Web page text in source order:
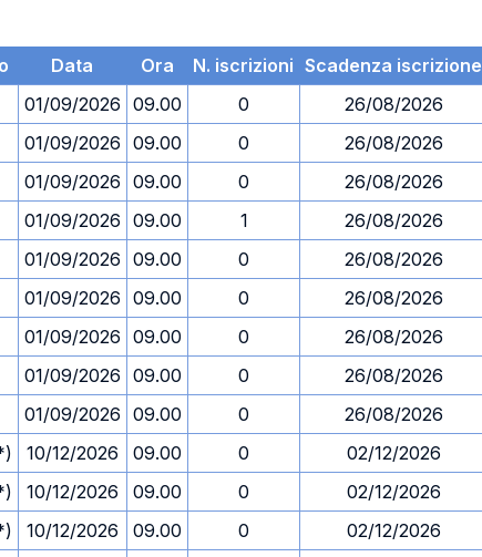
Data Ora N. iscrizioni Scadenza iscrizione
01/09/2026 09.00 0
26/08/2026
01/09/2026 09.00 0
26/08/2026
01/09/2026 09.00 0
26/08/2026
01/09/2026 09.00 1
26/08/2026
01/09/2026 09.00 0
26/08/2026
01/09/2026 09.00 0
26/08/2026
01/09/2026 09.00 0
26/08/2026
01/09/2026 09.00 0
26/08/2026
01/09/2026 09.00 0
26/08/2026
10/12/2026 09.00 0
02/12/2026
10/12/2026 09.00 0
02/12/2026
10/12/2026 09.00 0
02/12/2026